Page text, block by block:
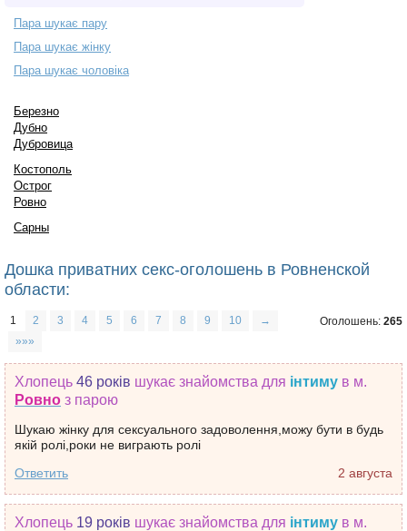
Пара шукає пару
Пара шукає жінку
Пара шукає чоловіка
Березно
Дубно
Дубровица
Костополь
Острог
Ровно
Сарны
Дошка приватних секс-оголошень в Ровненской
области:
Оголошень: 265
1 2 3 4 5 6 7 8 9 10
→
»»»
Хлопець 46 років шукає знайомства для інтиму в м.
Ровно з парою
Шукаю жінку для сексуального задоволення,можу бути в будь
якій ролі,роки не виграють ролі
2 августа
Ответить
Хлопець 19 років шукає знайомства для інтиму в м.